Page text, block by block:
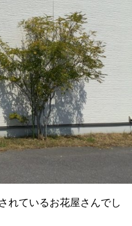
れているお花屋さんでし